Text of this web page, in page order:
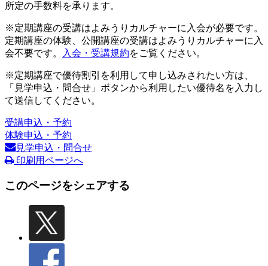
所定の手数料を承ります。
※定期講座の受講はよみうりカルチャーに入会が必要です。
定期講座の体験、公開講座の受講はよみうりカルチャーに入
会不要です。
入会・受講規約をご覧ください。
※定期講座で優待割引を利用して申し込みされたい方は、
「見学申込・問合せ」ボタンから利用したい優待名を入力し
て送信してください。
受講申込・予約
体験申込・予約
見学申込・問合せ
印刷用ページへ
このページをシェアする